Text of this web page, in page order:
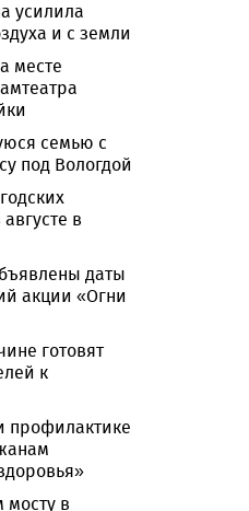
усилила
и с земли
месте
семью с
под Вологдой
в
даты
акции «Огни
готовят
к
профилактике
мосту в